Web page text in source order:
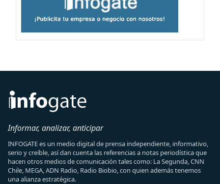
Informar, analizar, anticipar
INFOGATE es un medio digital de prensa independiente, informativo,
serio y creíble, así dan cuenta las referencias a notas periodística que
hacen otros medios de comunicación tales como: La Segunda, CNN
Chile, MEGA, ADN Radio, Radio Biobio, con quien además tenemos
una alianza estratégica.